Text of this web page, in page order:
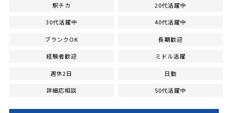
駅チカ 20代活躍中
30代活躍中 40代活躍中
ブランクOK 長期歓迎
経験者歓迎 ミドル活躍
週休2日 日勤
詳細応相談 50代活躍中